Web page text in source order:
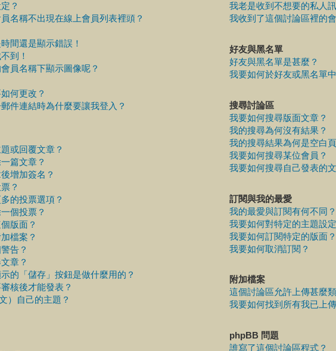
？
名稱不出現在線上會員列表裡頭？
間還是顯示錯誤！
到！
員名稱下顯示圖像呢？
何更改？
件連結時為什麼要讓我登入？
或回覆文章？
篇文章？
增加簽名？
？
的投票選項？
個投票？
版面？
檔案？
告？
章？
的「儲存」按鈕是做什麼用的？
核後才能發表？
）自己的主題？
我老是收到不想要的私人訊
我收到了這個討論區裡的
好友與黑名單
好友與黑名單是甚麼？
我要如何於好友或黑名單
搜尋討論區
我要如何搜尋版面文章？
我的搜尋為何沒有結果？
我的搜尋結果為何是空白
我要如何搜尋某位會員？
我要如何搜尋自己發表的
訂閱與我的最愛
我的最愛與訂閱有何不同？
我要如何對特定的主題設
我要如何訂閱特定的版面？
我要如何取消訂閱？
附加檔案
這個討論區允許上傳甚麼
我要如何找到所有我已上
phpBB 問題
誰寫了這個討論區程式？